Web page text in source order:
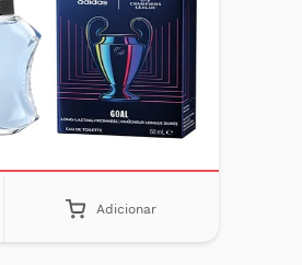
Adicionar